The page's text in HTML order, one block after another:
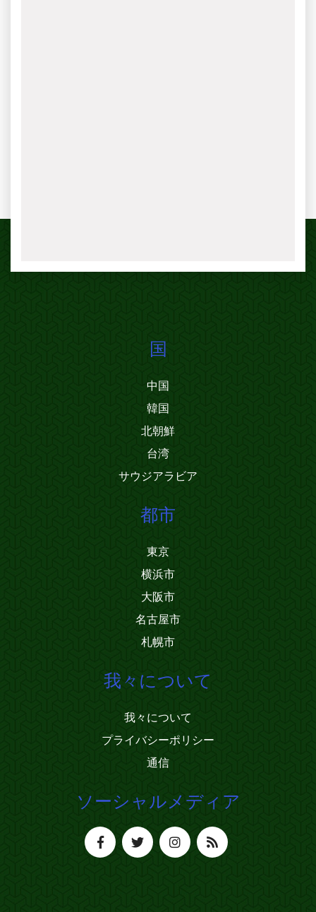
国
中国
韓国
北朝鮮
台湾
サウジアラビア
都市
東京
横浜市
大阪市
名古屋市
札幌市
我々について
我々について
プライバシーポリシー
通信
ソーシャルメディア